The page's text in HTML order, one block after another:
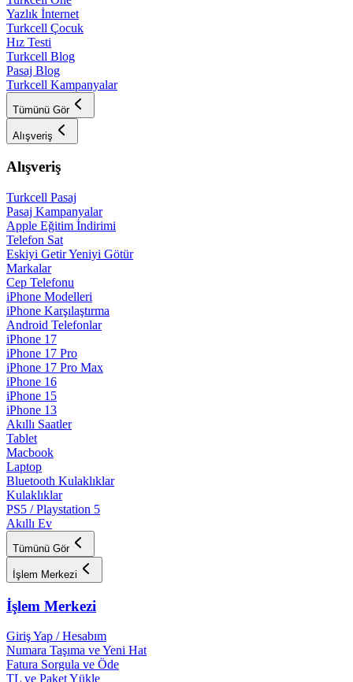
Yazlık İnternet
Turkcell Çocuk
Hız Testi
Turkcell Blog
Pasaj Blog
Turkcell Kampanyalar
Tümünü Gör
Alışveriş
Alışveriş
Turkcell Pasaj
Pasaj Kampanyalar
Apple Eğitim İndirimi
Telefon Sat
Eskiyi Getir Yeniyi Götür
Markalar
Cep Telefonu
iPhone Modelleri
iPhone Karşılaştırma
Android Telefonlar
iPhone 17
iPhone 17 Pro
iPhone 17 Pro Max
iPhone 16
iPhone 15
iPhone 13
Akıllı Saatler
Tablet
Macbook
Laptop
Bluetooth Kulaklıklar
Kulaklıklar
PS5 / Playstation 5
Akıllı Ev
Tümünü Gör
İşlem Merkezi
İşlem Merkezi
Giriş Yap / Hesabım
Numara Taşıma ve Yeni Hat
Fatura Sorgula ve Öde
TL ve Paket Yükle